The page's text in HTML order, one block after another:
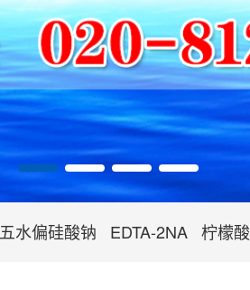
五水偏硅酸钠 EDTA-2NA 柠檬酸